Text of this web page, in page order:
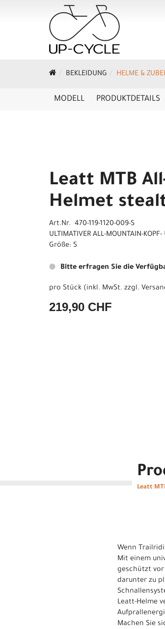
BEKLEIDUNG HELME &
MODELL PRODUKTDETAILS
Leatt MTB
Helmet
Art.Nr. 470-119-1120-009-S
ULTIMATIVER ALL-MOUNTAIN-
Größe: S
Bitte erfragen Sie die
pro Stück (inkl. MwSt. zzgl.
219,90 CHF
Leatt
Wenn
Mit einem
geschützt vor
darunter zu
Leatt-Helme
Machen Sie